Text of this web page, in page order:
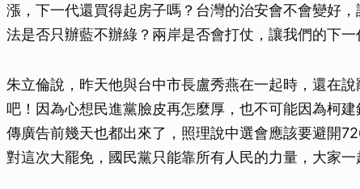
漲，下一代還買得起房子嗎？台灣的治安會不會變好
法是否只辦藍不辦綠？兩岸是否會打仗，讓我們的下一
朱立倫說，昨天他與台中市長盧秀燕在一起時，還在
吧！因為心想民進黨臉皮再怎麼厚，也不可能因為柯
傳廣告前幾天也都出來了，照理說中選會應該要避開
對這次大罷免，國民黨只能靠所有人民的力量，大家一